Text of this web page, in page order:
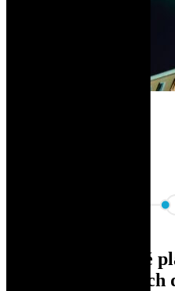
Kde pribudli nové
skutku v exotických